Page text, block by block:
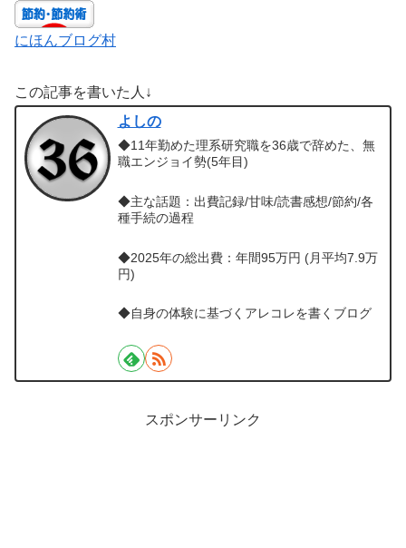
にほんブログ村
この記事を書いた人↓
よしの
◆11年勤めた理系研究職を36歳で辞めた、無
職エンジョイ勢(5年目)
◆主な話題：出費記録/甘味/読書感想/節約/各
種手続の過程
◆2025年の総出費：年間95万円 (月平均7.9万
円)
◆自身の体験に基づくアレコレを書くブログ
スポンサーリンク